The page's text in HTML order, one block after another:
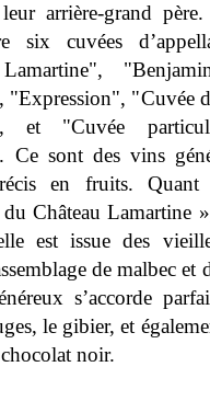
arrière-grand père.
six cuvées
"
"Expression", "Cuvée
et "Cuvée
Ce sont des vins
en fruits.
Château Lamartine
est issue des
de malbec et
s’accorde
le gibier, et
noir.